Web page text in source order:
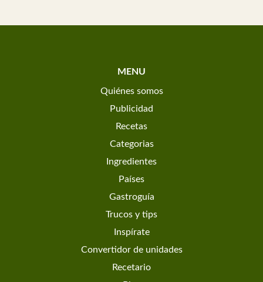
MENU
Quiénes somos
Publicidad
Recetas
Categorias
Ingredientes
Países
Gastroguía
Trucos y tips
Inspírate
Convertidor de unidades
Recetario